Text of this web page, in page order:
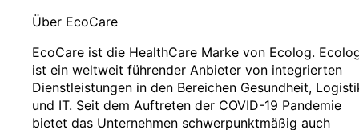
Über EcoCare
EcoCare ist die HealthCare Marke von Ecolog.
ist ein weltweit führender Anbieter von integrierten
Dienstleistungen in den Bereichen Gesundheit,
und IT. Seit dem Auftreten der COVID-19 Pandemie
bietet das Unternehmen schwerpunktmäßig auch